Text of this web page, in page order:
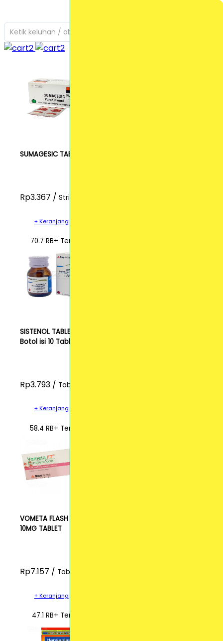
Ketik keluhan / obat yang Anda cari
SUMAGESIC TABLET
Rp3.367 / Strip
+ Keranjang
70.7 RB+ Terjual
SISTENOL TABLET (1
Botol isi 10 Tablet)
Rp3.793 / Tablet
+ Keranjang
58.4 RB+ Terjual
VOMETA FLASH
10MG TABLET
Rp7.157 / Tablet
+ Keranjang
47.1 RB+ Terjual